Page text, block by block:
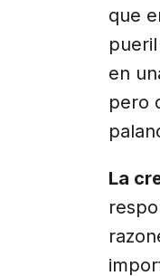
que
en
pero
La